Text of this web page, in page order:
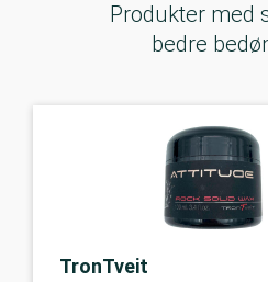
Produkter med
bedre
TronTveit